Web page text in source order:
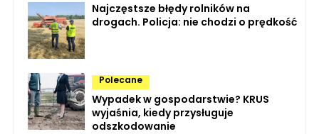
Najczęstsze błędy rolników na
drogach. Policja: nie chodzi o prędkość
Polecane
Wypadek w gospodarstwie? KRUS
wyjaśnia, kiedy przysługuje
odszkodowanie